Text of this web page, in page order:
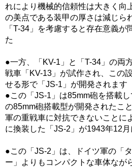
れにより機械的信頼性は大きく向
の美点である装甲の厚さは減じら
「T-34」を考慮すると存在意義が
た
●一方、「KV-1」と「T-34」の両
戦車「KV-13」が試作され、この
せる形で「JS-1」が開発されます
●この「JS-1」は85mm砲を搭載し
の85mm砲搭載型が開発されたこ
軍の重戦車に対抗できないことに
に換装した「JS-2」が1943年12
●この「JS-2」は、ドイツ軍の「
ー」よりもコンパクトな車体なが